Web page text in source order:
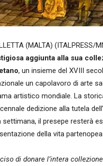
(MALTA) (ITALPRESS/
aggiunta alla sua
, un insieme del XVIII
un capolavoro di arte
artistico mondiale. La
dedizione alla tutela
settimana, il presepe resterà
della vita
di donare l’intera